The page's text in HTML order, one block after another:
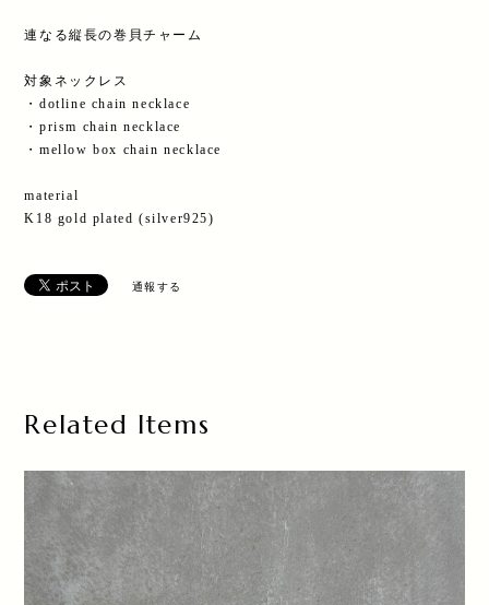
連なる縦長の巻貝チャーム
対象ネックレス
・dotline chain necklace
・prism chain necklace
・mellow box chain necklace
material
K18 gold plated (silver925)
通報する
Related Items